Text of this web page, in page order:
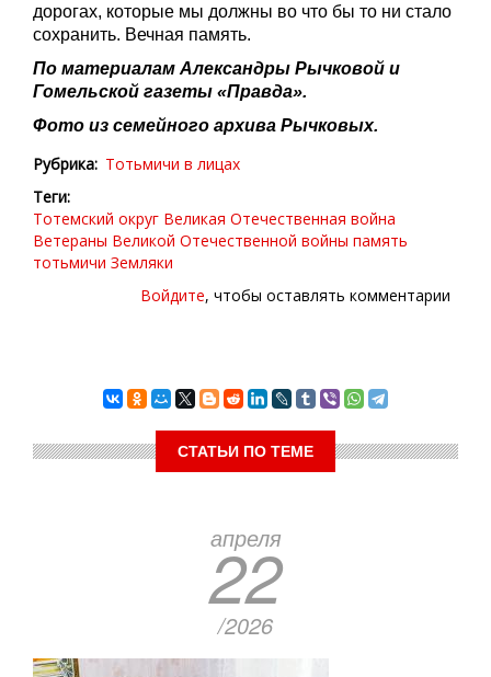
дорогах, которые мы должны во что бы то ни стало
сохранить. Вечная память.
По материалам Александры Рычковой и
Гомельской газеты «Правда».
Фото из семейного архива Рычковых.
Рубрика Тотьмичи в лицах
Теги
Тотемский округ Великая Отечественная война
Ветераны Великой Отечественной войны память
тотьмичи Земляки
Войдите, чтобы оставлять комментарии
СТАТЬИ ПО ТЕМЕ
апреля
22
/2026